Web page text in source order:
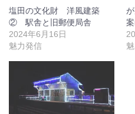
塩田の文化財 洋風建築
② 駅舎と旧郵便局舎
2024年6月16日
魅力発信